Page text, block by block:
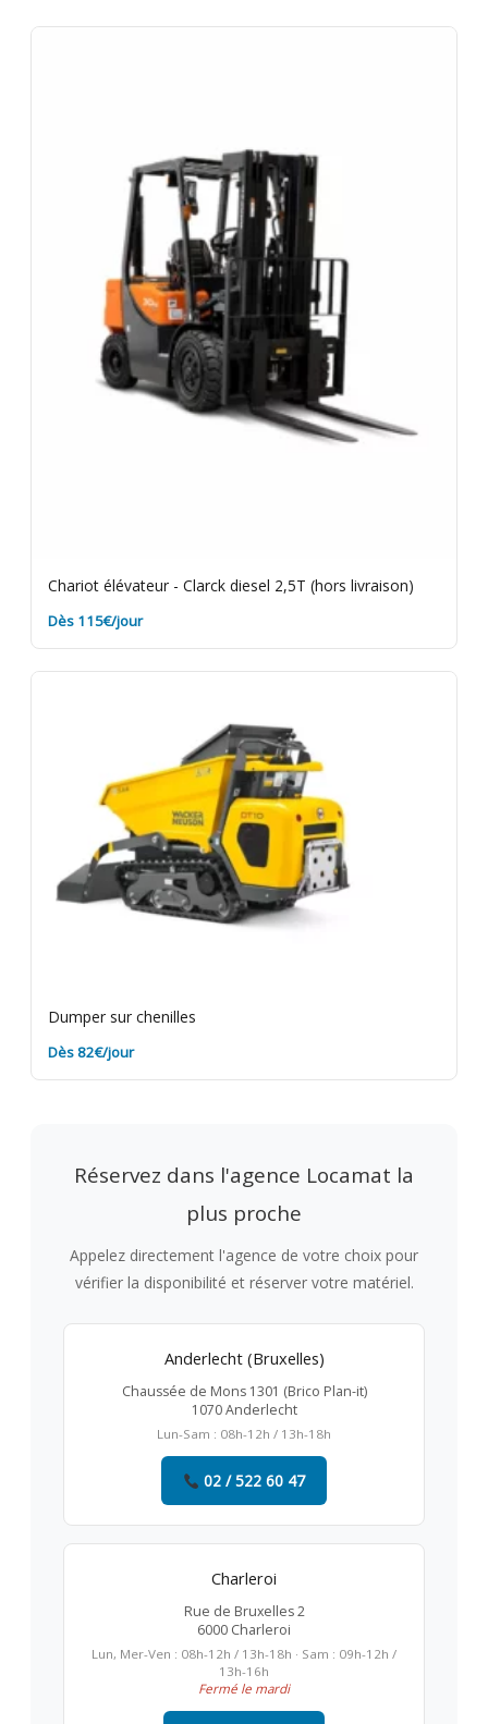
du matériel en bon état. Le matériel doit être rendu
Chariot élévateur - Clarck diesel 2,5T (hors livraison)
Dès 115€/jour
Dumper sur chenilles
Dès 82€/jour
Réservez dans l'agence Locamat la
plus proche
Appelez directement l'agence de votre choix pour
vérifier la disponibilité et réserver votre matériel.
Anderlecht (Bruxelles)
Chaussée de Mons 1301 (Brico Plan-it)
1070 Anderlecht
Lun-Sam : 08h-12h / 13h-18h
02 / 522 60 47
Charleroi
Rue de Bruxelles 2
6000 Charleroi
Lun, Mer-Ven : 08h-12h / 13h-18h · Sam : 09h-12h /
13h-16h
Fermé le mardi